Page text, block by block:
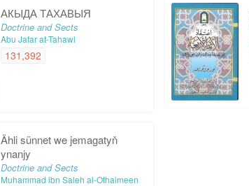
АКЫДА ТАХАВЫЯ
Doctrine and Sects
Abu Jafar at-Tahawi
131,392
Ähli sünnet we jemagatyň
ynanjy
Doctrine and Sects
Muhammad ibn Saleh al-Othaimeen